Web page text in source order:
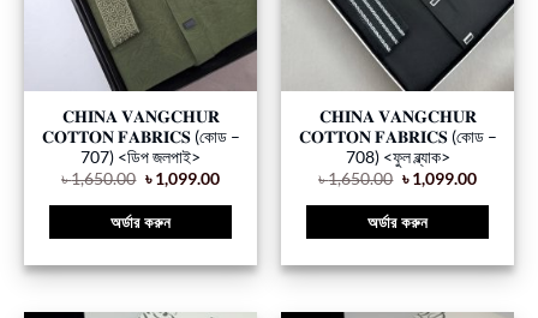
𝐂𝐇𝐈𝐍𝐀 𝐕𝐀𝐍𝐆𝐂𝐇𝐔𝐑
𝐂𝐎𝐓𝐓𝐎𝐍 𝐅𝐀𝐁𝐑𝐈𝐂𝐒 (কোড –
707) <ডিপ জলপাই>
৳1,650.00 ৳1,099.00
অর্ডার করুন
𝐂𝐇𝐈𝐍𝐀 𝐕𝐀𝐍𝐆𝐂𝐇𝐔𝐑
𝐂𝐎𝐓𝐓𝐎𝐍 𝐅𝐀𝐁𝐑𝐈𝐂𝐒 (কোড –
708) <ফুল ব্ল্যাক>
৳1,650.00 ৳1,099.00
অর্ডার করুন